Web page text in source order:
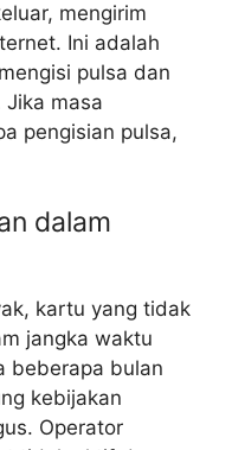
mengirim
Ini adalah
pulsa dan
Jika masa
pengisian pulsa,
dalam
kartu yang tidak
jangka waktu
beberapa bulan
kebijakan
Operator